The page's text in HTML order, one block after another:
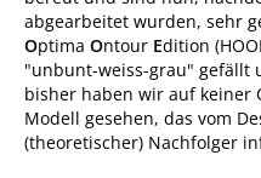
abgearbeitet wurden, sehr
Optima Ontour Edition
"unbunt-weiss-grau" gefällt
bisher haben wir auf keiner
Modell gesehen, das vom
(theoretischer) Nachfolger